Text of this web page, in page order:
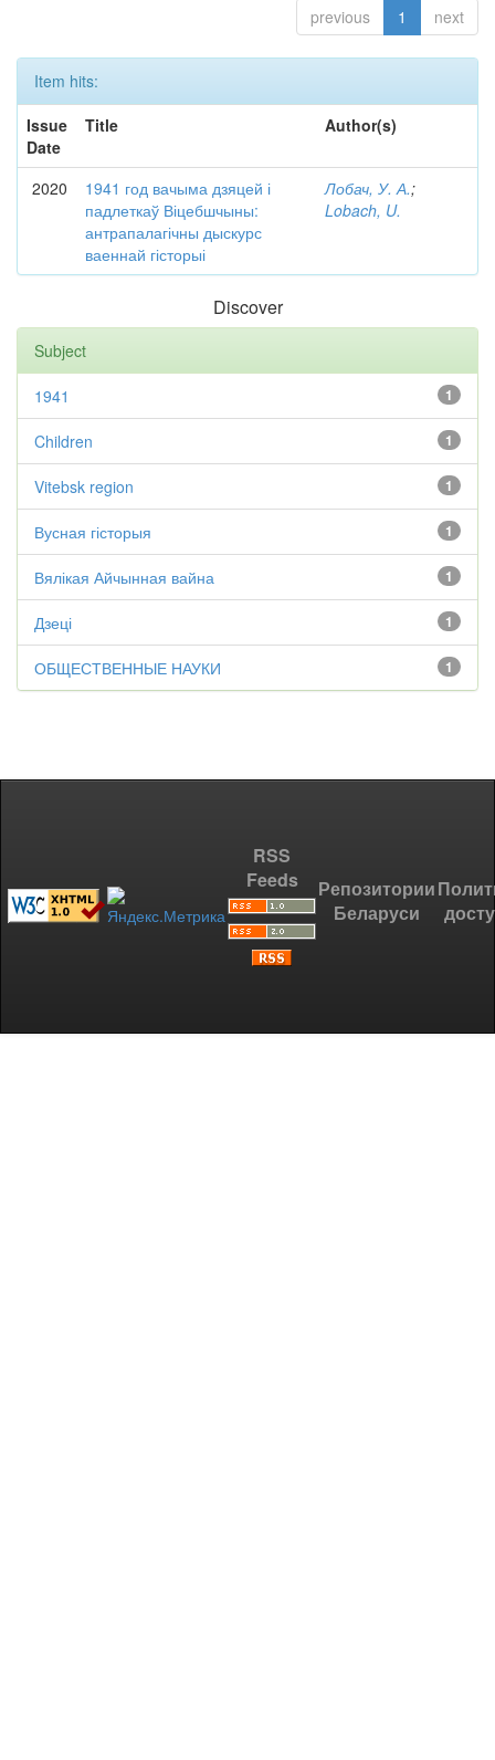
previous 1 next
Item hits:
Issue
Date
Title Author(s)
2020
1941 год вачыма дзяцей і
падлеткаў Віцебшчыны:
антрапалагічны дыскурс
ваеннай гісторыі
Лобач, У. А.;
Lobach, U.
Discover
Subject
1
1941
1
Children
1
Vitebsk region
1
Вусная гісторыя
1
Вялікая Айчынная вайна
1
Дзеці
1
ОБЩЕСТВЕННЫЕ НАУКИ
RSS
Feeds
Репозитории
Беларуси